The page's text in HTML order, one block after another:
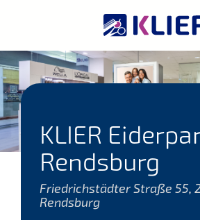
KLIER
Rendsburg
Friedrichstädter Straße 55,
Rendsburg